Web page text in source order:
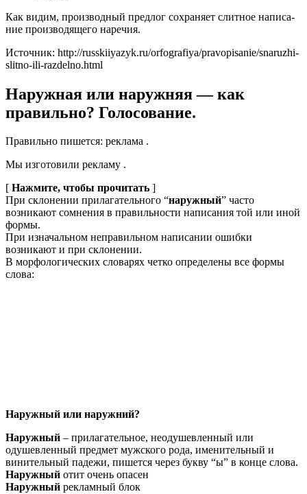
Как видим, про­из­вод­ный пред­лог сохра­ня­ет слит­ное напи­са­
ние про­из­во­дя­ще­го наре­чия.
Источник: http://russkiiyazyk.ru/orfografiya/pravopisanie/snaruzhi-
slitno-ili-razdelno.html
Наружная или наружняя — как
правильно? Голосование.
Правильно пишется: реклама .
Мы изготовили рекламу .
[ Нажмите, чтобы прочитать ]
При склонении прилагательного “наружный” часто
возникают сомнения в правильности написания той или иной
формы.
При изначальном неправильном написании ошибки
возникают и при склонении.
В морфологических словарях четко определены все формы
слова:
Наружный или наружний?
Наружный – прилагательное, неодушевленный или
одушевленный предмет мужского рода, именительный и
винительный падежи, пишется через букву “ы” в конце слова.
Наружный отит очень опасен
Наружный рекламный блок